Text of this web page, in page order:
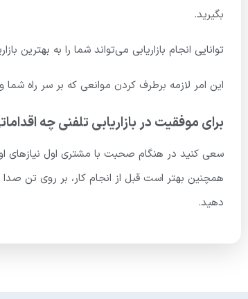
بگیرید.
توانایی انجام بازاریابی می‌تواند شما را به
این امر لازمه برطرف کردن موانعی که بر سر راه
برای موفقیت در بازاریابی تلفنی چه
سعی کنید در هنگام صحبت با مشتری اول نیازهای
همچنین بهتر است قبل از انجام کار، بر روی تن صدا
دهید.